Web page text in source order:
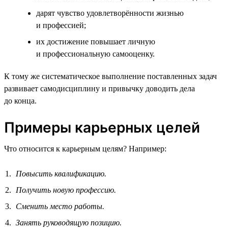
дарят чувство удовлетворённости жизнью
и профессией;
их достижение повышает личную
и профессиональную самооценку.
К тому же систематическое выполнение поставленных задач
развивает самодисциплину и привычку доводить дела
до конца.
Примеры карьерных целей
Что относится к карьерным целям? Например:
Повысить квалификацию.
Получить новую профессию.
Сменить место работы.
Занять руководящую позицию.